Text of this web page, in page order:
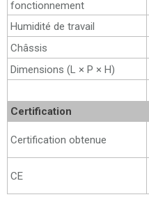
fonctionnement
Humidité de travail
Châssis
Dimensions (L × P × H)
Certification
Certification obtenue
CE